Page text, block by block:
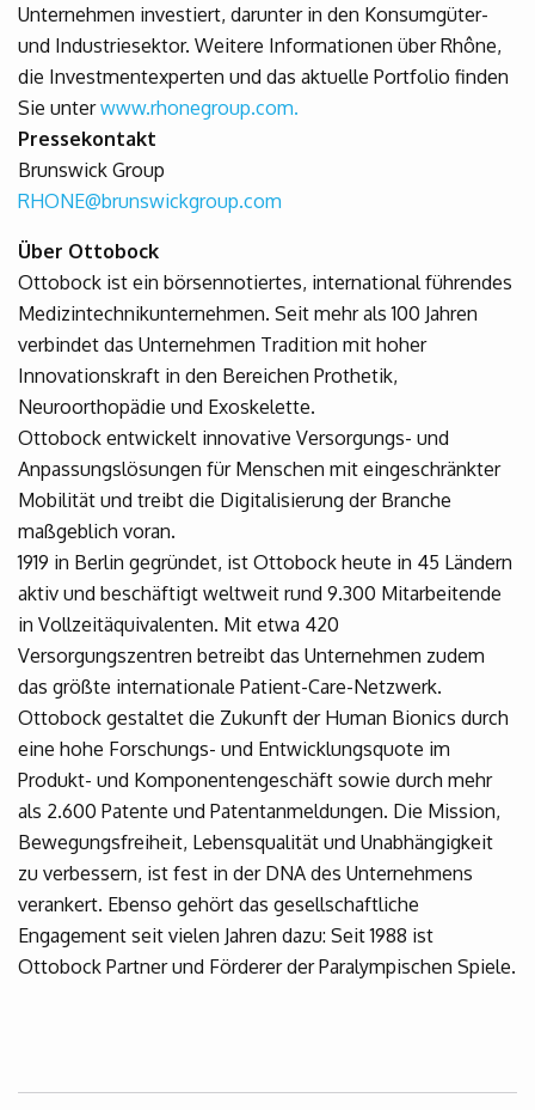
Unternehmen investiert, darunter in den Konsumgüter-
und Industriesektor. Weitere Informationen über Rhône,
die Investmentexperten und das aktuelle Portfolio finden
Sie unterwww.rhonegroup.com.
Pressekontakt
Brunswick Group
RHONE@brunswickgroup.com
Über Ottobock
Ottobock ist ein börsennotiertes, international führendes
Medizintechnikunternehmen. Seit mehr als 100 Jahren
verbindet das Unternehmen Tradition mit hoher
Innovationskraft in den Bereichen Prothetik,
Neuroorthopädie und Exoskelette.
Ottobock entwickelt innovative Versorgungs- und
Anpassungslösungen für Menschen mit eingeschränkter
Mobilität und treibt die Digitalisierung der Branche
maßgeblich voran.
1919 in Berlin gegründet, ist Ottobock heute in 45 Ländern
aktiv und beschäftigt weltweit rund 9.300 Mitarbeitende
in Vollzeitäquivalenten. Mit etwa 420
Versorgungszentren betreibt das Unternehmen zudem
das größte internationale Patient-Care-Netzwerk.
Ottobock gestaltet die Zukunft der Human Bionics durch
eine hohe Forschungs- und Entwicklungsquote im
Produkt- und Komponentengeschäft sowie durch mehr
als 2.600 Patente und Patentanmeldungen. Die Mission,
Bewegungsfreiheit, Lebensqualität und Unabhängigkeit
zu verbessern, ist fest in der DNA des Unternehmens
verankert. Ebenso gehört das gesellschaftliche
Engagement seit vielen Jahren dazu: Seit 1988 ist
Ottobock Partner und Förderer der Paralympischen Spiele.